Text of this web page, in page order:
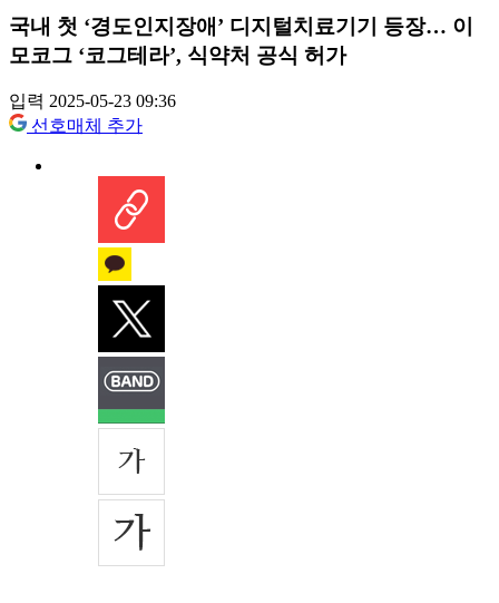
국내 첫 ‘경도인지장애’ 디지털치료기기 등장… 이
모코그 ‘코그테라’, 식약처 공식 허가
입력 2025-05-23 09:36
선호매체 추가